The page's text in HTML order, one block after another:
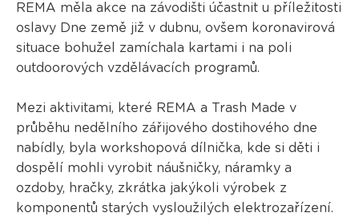
REMA měla akce na závodišti účastnit u příležitosti
oslavy Dne země již v dubnu, ovšem koronavirová
situace bohužel zamíchala kartami i na poli
outdoorových vzdělávacích programů.
Mezi aktivitami, které REMA a Trash Made v
průběhu nedělního zářijového dostihového dne
nabídly, byla workshopová dílnička, kde si děti i
dospělí mohli vyrobit náušničky, náramky a
ozdoby, hračky, zkrátka jakýkoli výrobek z
komponentů starých vysloužilých elektrozařízení.